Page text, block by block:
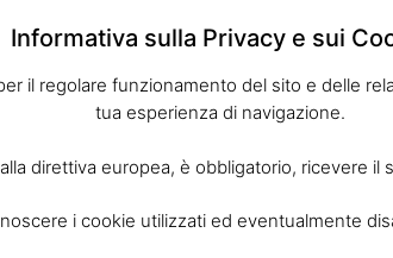
Informativa sulla Privacy e sui
il regolare funzionamento del sito e delle
tua esperienza di navigazione.
direttiva europea, è obbligatorio, ricevere il
i cookie utilizzati ed eventualmente